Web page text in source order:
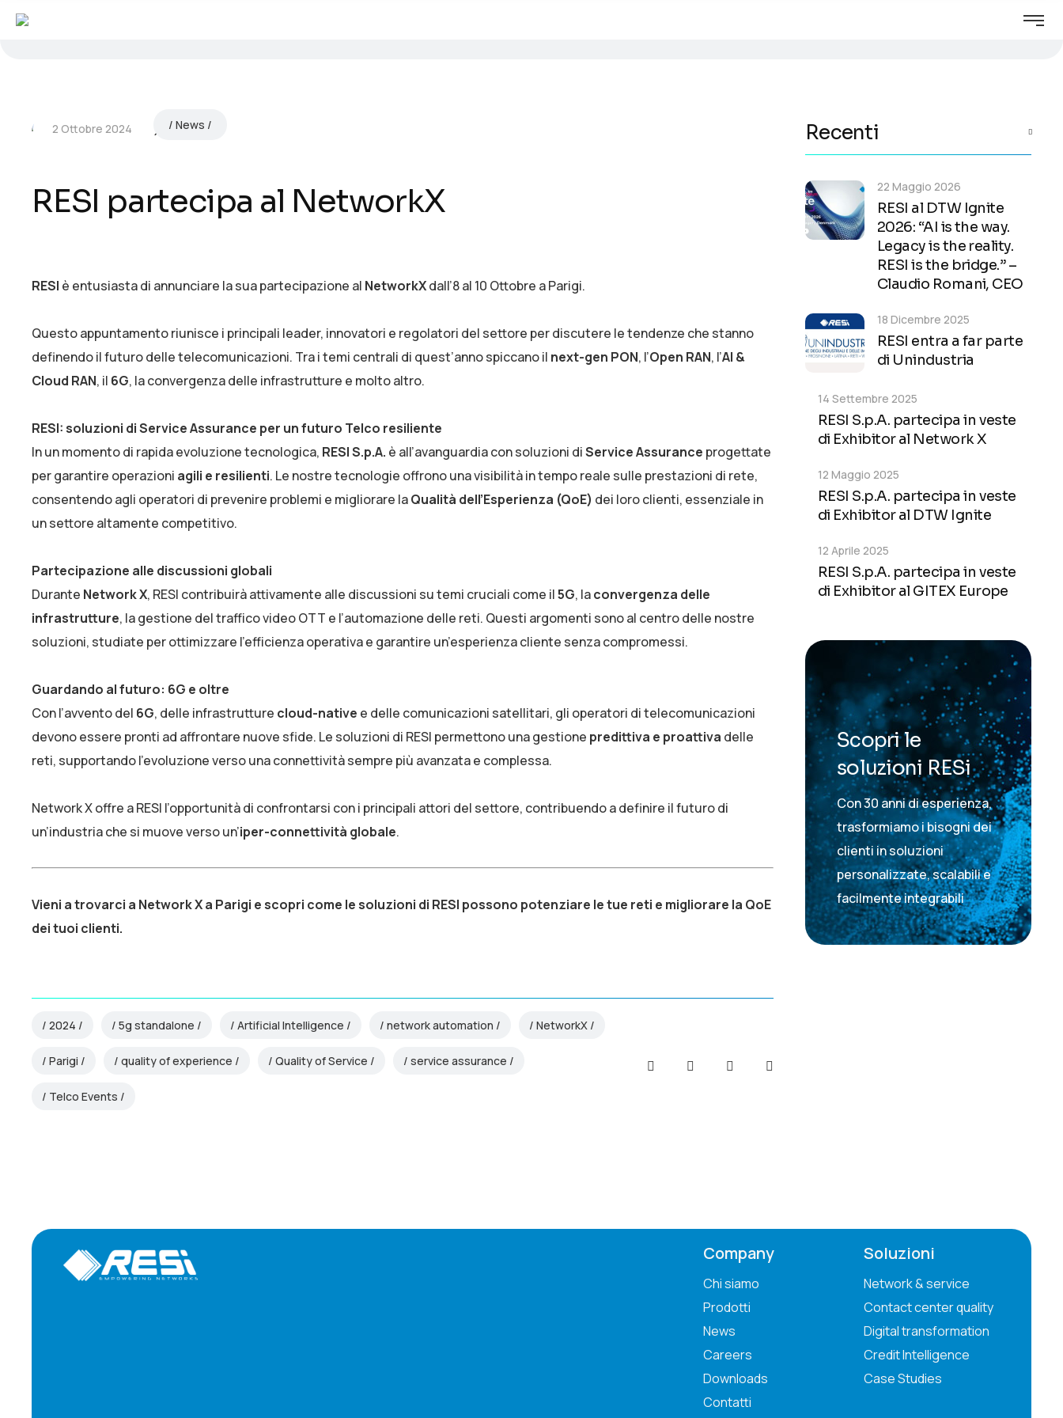
2 Ottobre 2024 News
RESI partecipa al NetworkX
RESI è entusiasta di annunciare la sua partecipazione al NetworkXdall’8 al 10 Ottobre a Parigi.
Questo appuntamento riunisce i principali leader, innovatori e regolatori del settore per discutere le tendenze che stanno
definendo il futuro delle telecomunicazioni. Tra i temi centrali di quest’anno spiccano il next-gen PON, l’Open RAN, l’AI &
Cloud RAN, il 6G, la convergenza delle infrastrutture e molto altro.
RESI: soluzioni di Service Assurance per un futuro Telco resiliente
In un momento di rapida evoluzione tecnologica, RESI S.p.A. è all’avanguardia con soluzioni diService Assurance progettate
per garantire operazioni agili e resilienti. Le nostre tecnologie offrono una visibilità in tempo reale sulle prestazioni di rete,
consentendo agli operatori di prevenire problemi e migliorare laQualità dell’Esperienza (QoE) dei loro clienti, essenziale in
un settore altamente competitivo.
Partecipazione alle discussioni globali
Durante Network X, RESI contribuirà attivamente alle discussioni su temi cruciali come il5G, laconvergenza delle
infrastrutture, la gestione del traffico video OTT e l’automazione delle reti. Questi argomenti sono al centro delle nostre
soluzioni, studiate per ottimizzare l’efficienza operativa e garantire un’esperienza cliente senza compromessi.
Guardando al futuro: 6G e oltre
Con l’avvento del 6G, delle infrastrutture cloud-native e delle comunicazioni satellitari, gli operatori di telecomunicazioni
devono essere pronti ad affrontare nuove sfide. Le soluzioni di RESI permettono una gestione predittiva e proattiva delle
reti, supportando l’evoluzione verso una connettività sempre più avanzata e complessa.
Network X offre a RESI l’opportunità di confrontarsi con i principali attori del settore, contribuendo a definire il futuro di
un’industria che si muove verso un’iper-connettività globale.
Vieni a trovarci a Network X a Parigi e scopri come le soluzioni di RESI possono potenziare le tue reti e migliorare la QoE
dei tuoi clienti.
2024 5g standalone Artificial Intelligence network automation NetworkX
Parigi quality of experience Quality of Service service assurance
Telco Events
Recenti
RESI al DTW Ignite
2026: “AI is the way.
Legacy is the reality.
RESI is the bridge.” –
Claudio Romani, CEO
22 Maggio 2026
RESI entra a far parte
di Unindustria
18 Dicembre 2025
RESI S.p.A. partecipa in veste
di Exhibitor al Network X
14 Settembre 2025
RESI S.p.A. partecipa in veste
di Exhibitor al DTW Ignite
12 Maggio 2025
RESI S.p.A. partecipa in veste
di Exhibitor al GITEX Europe
12 Aprile 2025
Scopri le
soluzioni RESi
Con 30 anni di esperienza,
trasformiamo i bisogni dei
clienti in soluzioni
personalizzate, scalabili e
facilmente integrabili
Company
Chi siamo
Prodotti
News
Careers
Downloads
Contatti
Soluzioni
Network & service
Contact center quality
Digital transformation
Credit Intelligence
Case Studies